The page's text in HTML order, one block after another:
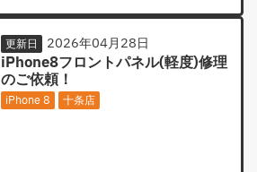
更新日 2026年04月28日
iPhone8フロントパネル(軽度)修理
のご依頼！
iPhone 8 十条店